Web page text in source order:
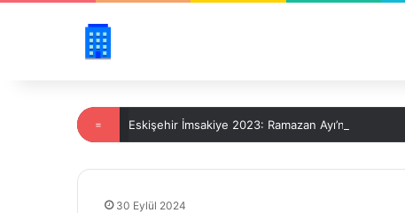
= Eskişehir İmsakiye 2023: Ramazan Ayı’nda İftar ve
30 Eylül 2024